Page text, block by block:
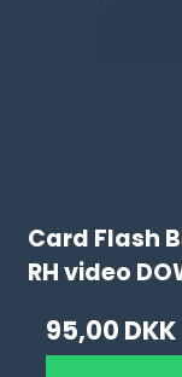
Card Flash
RH video
95,00 DKK